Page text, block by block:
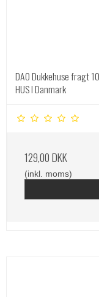
DAO Dukkehuse fragt 10-
HUS I Danmark
129,00 DKK
(inkl. moms)